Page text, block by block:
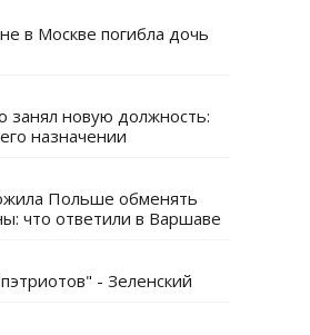
в Москве погибла дочь
новую должность:
назначении
Польше обменять
что ответили в Варшаве
- Зеленский